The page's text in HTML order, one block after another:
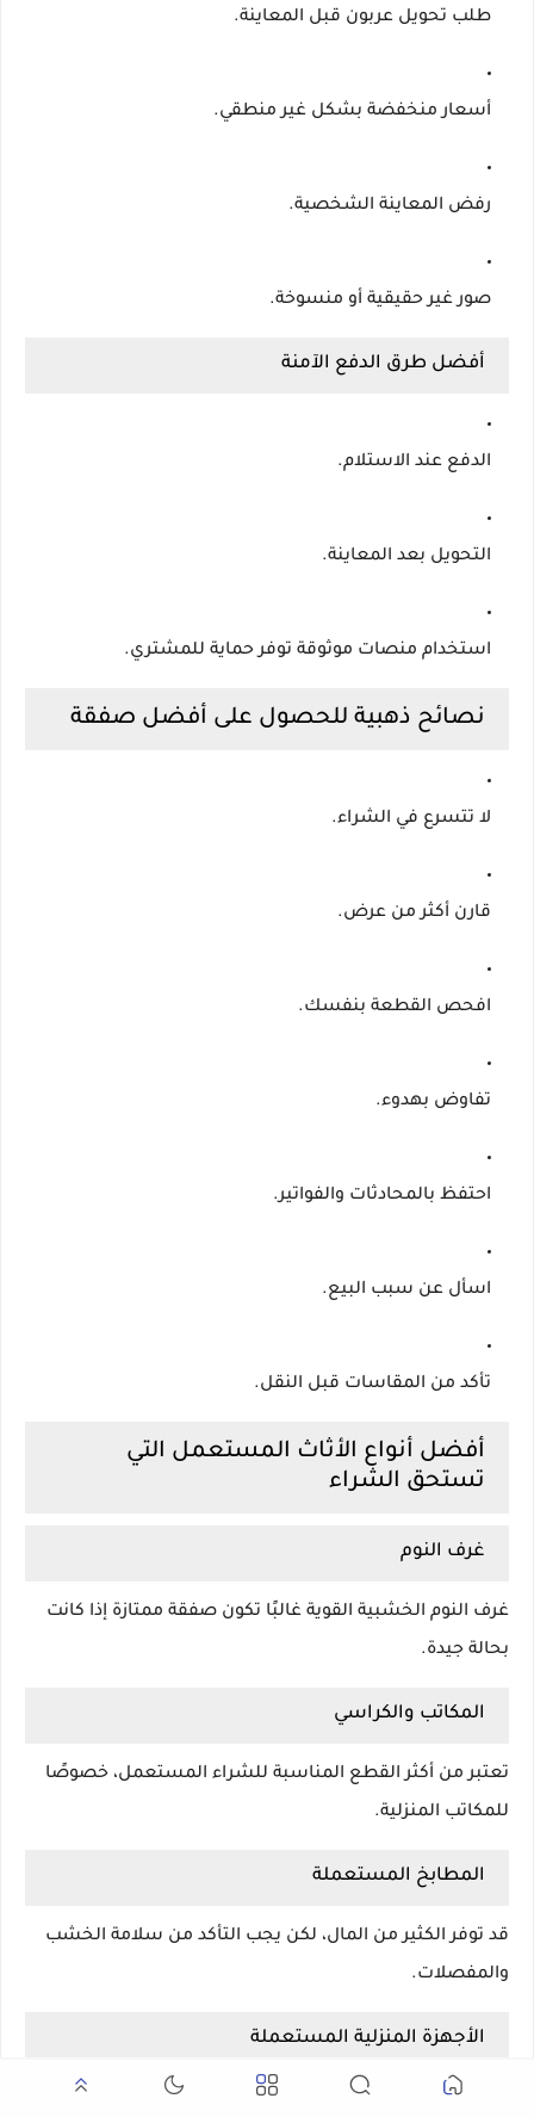
طلب تحويل عربون قبل المعاينة.
أسعار منخفضة بشكل غير منطقي.
رفض المعاينة الشخصية.
صور غير حقيقية أو منسوخة.
أفضل طرق الدفع الآمنة
الدفع عند الاستلام.
التحويل بعد المعاينة.
استخدام منصات موثوقة توفر حماية للمشتري.
نصائح ذهبية للحصول على أفضل صفقة
لا تتسرع في الشراء.
قارن أكثر من عرض.
افحص القطعة بنفسك.
تفاوض بهدوء.
احتفظ بالمحادثات والفواتير.
اسأل عن سبب البيع.
تأكد من المقاسات قبل النقل.
أفضل أنواع الأثاث المستعمل التي
تستحق الشراء
غرف النوم
غرف النوم الخشبية القوية غالبًا تكون صفقة ممتازة إذا كانت
بحالة جيدة.
المكاتب والكراسي
تعتبر من أكثر القطع المناسبة للشراء المستعمل، خصوصًا
للمكاتب المنزلية.
المطابخ المستعملة
قد توفر الكثير من المال، لكن يجب التأكد من سلامة الخشب
والمفصلات.
الأجهزة المنزلية المستعملة
يمكن شراء بعض الأجهزة بحالة ممتازة، لكن يفضل اختبارها